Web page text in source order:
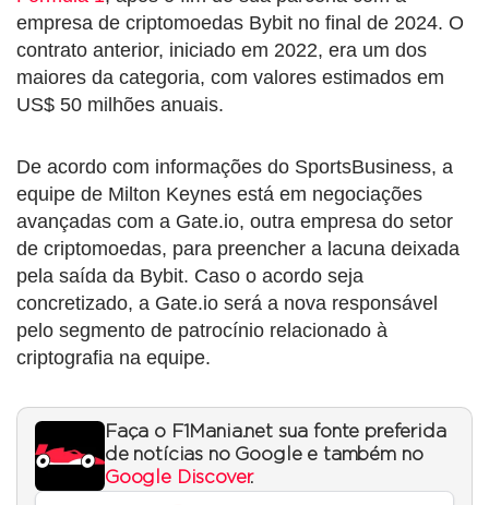
empresa de criptomoedas Bybit no final de 2024. O
contrato anterior, iniciado em 2022, era um dos
maiores da categoria, com valores estimados em
US$ 50 milhões anuais.
De acordo com informações do SportsBusiness, a
equipe de Milton Keynes está em negociações
avançadas com a Gate.io, outra empresa do setor
de criptomoedas, para preencher a lacuna deixada
pela saída da Bybit. Caso o acordo seja
concretizado, a Gate.io será a nova responsável
pelo segmento de patrocínio relacionado à
criptografia na equipe.
Faça o F1Mania.net sua fonte preferida
de notícias no Google e também no
Google Discover.